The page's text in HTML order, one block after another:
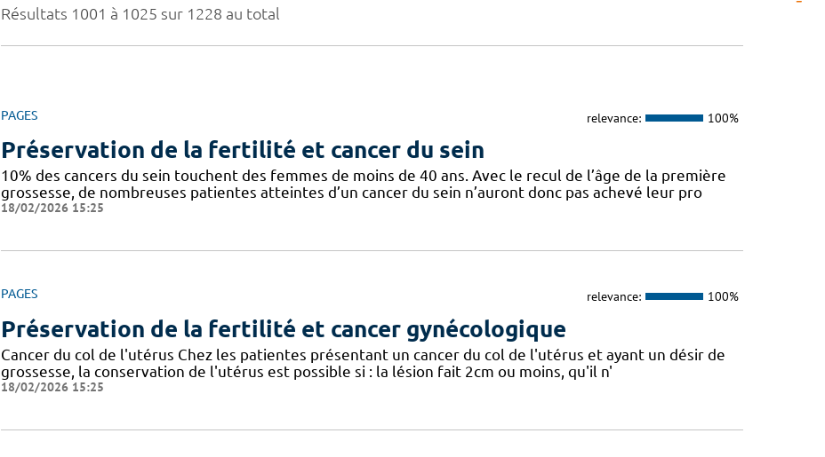
Résultats 1001 à 1025 sur 1228 au total
PAGES relevance: 100%
Préservation de la fertilité et cancer du sein
10% des cancers du sein touchent des femmes de moins de 40 ans. Avec le recul de l’âge de la première
grossesse, de nombreuses patientes atteintes d’un cancer du sein n’auront donc pas achevé leur pro
18/02/2026 15:25
PAGES relevance: 100%
Préservation de la fertilité et cancer gynécologique
Cancer du col de l'utérus Chez les patientes présentant un cancer du col de l'utérus et ayant un désir de
grossesse, la conservation de l'utérus est possible si : la lésion fait 2cm ou moins, qu'il n'
18/02/2026 15:25